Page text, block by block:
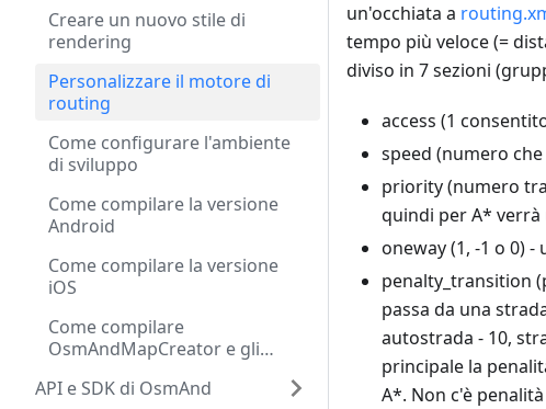
Creare un nuovo stile di
rendering
Personalizzare il motore di
routing
Come configurare l'ambiente
di sviluppo
Come compilare la versione
Android
Come compilare la versione
iOS
Come compilare
OsmAndMapCreator e gli
API e SDK di OsmAnd
un'occhiata a
tempo più veloce (=
diviso in 7 sezioni
access (1
speed (numero
priority (numero
quindi per A* verrà
oneway (1, -1 o 0)
penalty_transition
passa da una
autostrada - 10,
principale la
A*. Non c'è